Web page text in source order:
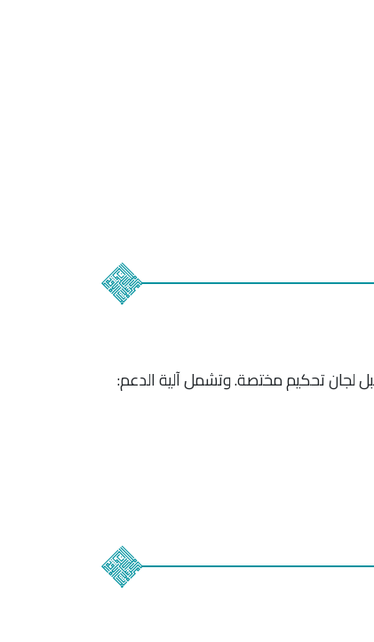
لجان تحكيم مختصة. وتشمل آلية الدعم: